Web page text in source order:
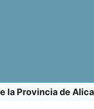
la Provincia de